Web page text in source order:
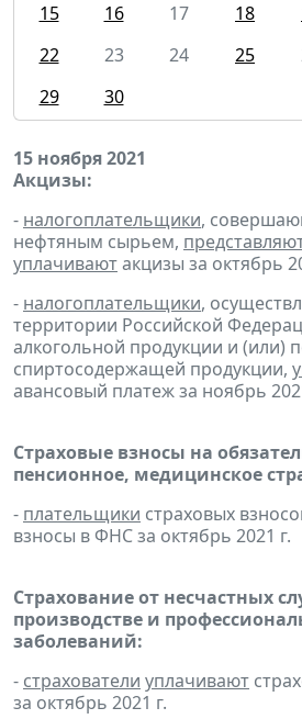
15
16 17 18
22
23 24 25
29
30
15 ноября 2021
Акцизы:
- налогоплательщики,
нефтяным сырьем,
уплачиваютакцизы за октябрь
- налогоплательщики,
территории Российской
алкогольной продукции и (или)
спиртосодержащей продукции,
авансовый платеж за ноябрь
Страховые взносы на
пенсионное, медицинское
- плательщики страховых
взносы в ФНС за октябрь 2021 г.
Страхование от несчастных
производстве и
заболеваний:
- страхователи уплачивают
за октябрь 2021 г.